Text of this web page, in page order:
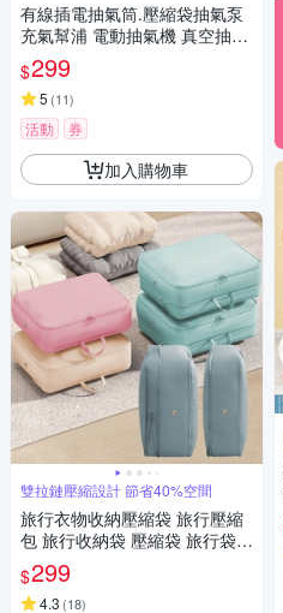
有線插電抽氣筒.壓縮袋抽氣泵
充氣幫浦 電動抽氣機 真空抽氣
機 有線電泵
$299
5 (11)
活動 券
加入購物車
雙拉鏈壓縮設計 節省40%空間
旅行衣物收納壓縮袋 旅行壓縮
包 旅行收納袋 壓縮袋 旅行袋
(買1送1)
$299
4.3 (18)